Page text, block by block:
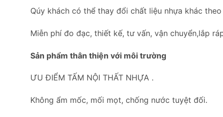
Qúy khách có thể thay đổi chất liệu nhựa khác
Miễn phí đo đạc, thiết kế, tư vấn, vận chuyển,lắp
Sản phẩm thân thiện với môi trường
ƯU ĐIỂM TẤM NỘI THẤT NHỰA .
Không ẩm mốc, mối mọt, chống nước tuyệt đối.